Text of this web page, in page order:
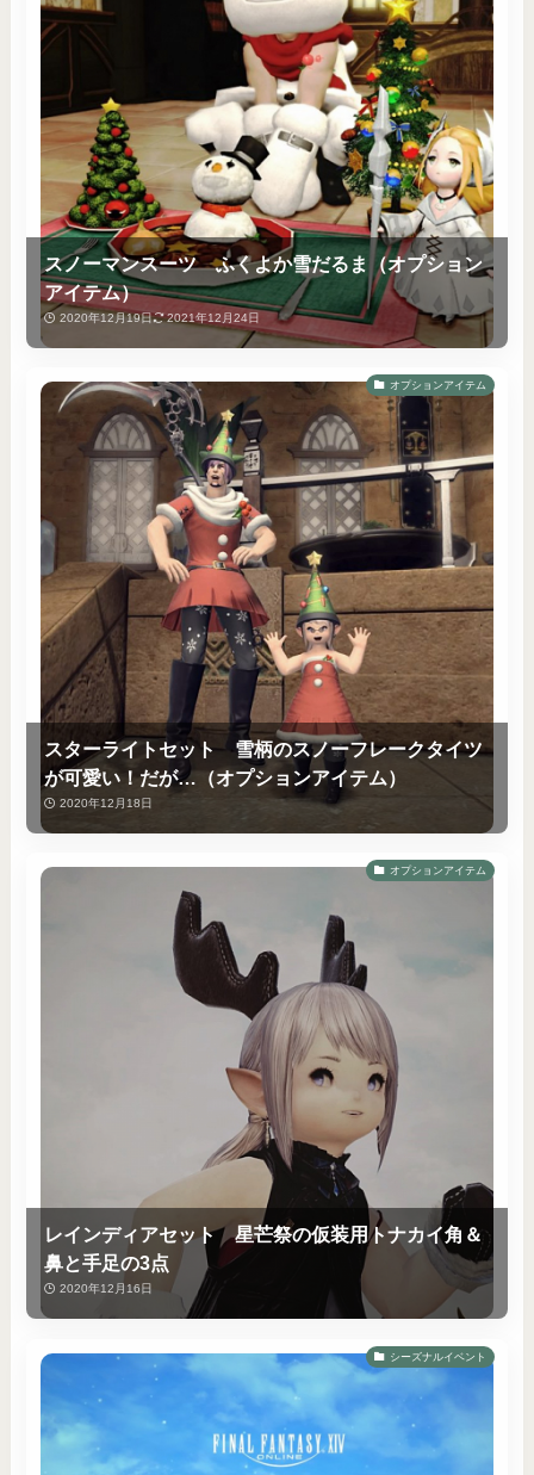
スノーマンスーツ ふくよか雪だるま（オプション
アイテム）
2020年12月19日 2021年12月24日
オプションアイテム
スターライトセット 雪柄のスノーフレークタイツ
が可愛い！だが…（オプションアイテム）
2020年12月18日
オプションアイテム
レインディアセット 星芒祭の仮装用トナカイ角＆
鼻と手足の3点
2020年12月16日
シーズナルイベント